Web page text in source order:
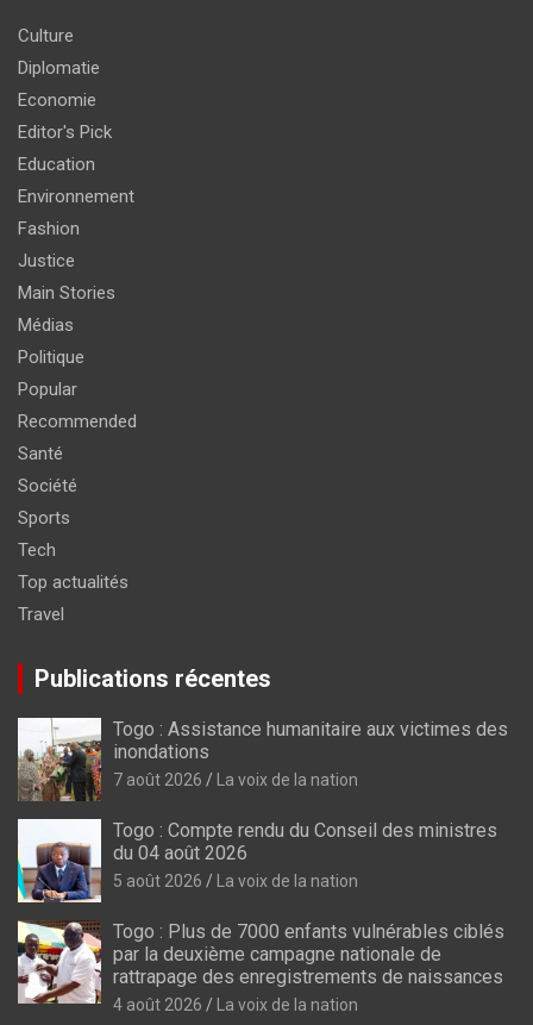
Culture
Diplomatie
Economie
Editor's Pick
Education
Environnement
Fashion
Justice
Main Stories
Médias
Politique
Popular
Recommended
Santé
Société
Sports
Tech
Top actualités
Travel
Publications récentes
Togo : Assistance humanitaire aux victimes des
inondations
7 août 2026 La voix de la nation
Togo : Compte rendu du Conseil des ministres
du 04 août 2026
5 août 2026 La voix de la nation
Togo : Plus de 7000 enfants vulnérables ciblés
par la deuxième campagne nationale de
rattrapage des enregistrements de naissances
4 août 2026 La voix de la nation